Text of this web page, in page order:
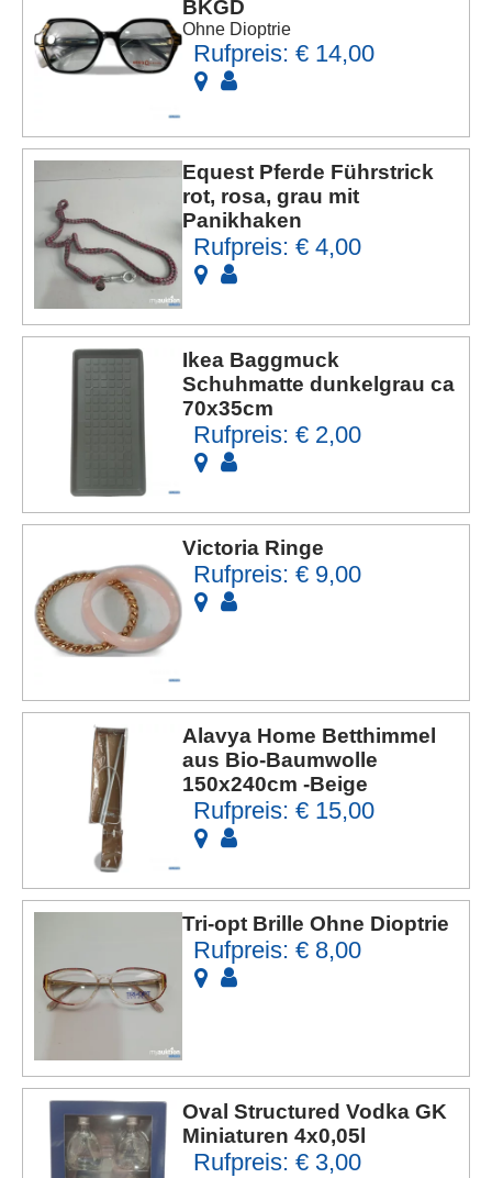
BKGD
Ohne Dioptrie
Rufpreis: € 14,00
Equest Pferde Führstrick
rot, rosa, grau mit
Panikhaken
Rufpreis: € 4,00
Ikea Baggmuck
Schuhmatte dunkelgrau ca
70x35cm
Rufpreis: € 2,00
Victoria Ringe
Rufpreis: € 9,00
Alavya Home Betthimmel
aus Bio-Baumwolle
150x240cm -Beige
Rufpreis: € 15,00
Tri-opt Brille Ohne Dioptrie
Rufpreis: € 8,00
Oval Structured Vodka GK
Miniaturen 4x0,05l
Rufpreis: € 3,00